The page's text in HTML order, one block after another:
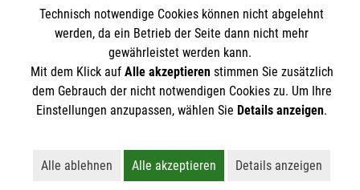
Malteser International
Sharepoint
Spendenkonto
Empfänger: Malteser Hilfsdienst e.V.
IBAN: DE90 6005 0101 0001 2706 88
BIC: SOLADEST600
Der Malteser Hilfsdienst e.V. ist als eingetragene
gemeinnützige Organisation von der Körperschaft- und
Technisch notwendige Cookies können nicht abgelehnt
werden, da ein Betrieb der Seite dann nicht mehr
gewährleistet werden kann.
Mit dem Klick auf Alle akzeptierenstimmen Sie zusätzlich
dem Gebrauch der nicht notwendigen Cookies zu. Um Ihre
Einstellungen anzupassen, wählen Sie Details anzeigen.
Alle ablehnen
Lehnt alle nicht-essentiellen Cookies ab
Alle akzeptieren
Akzeptiert alle Cookies
Details anzeigen